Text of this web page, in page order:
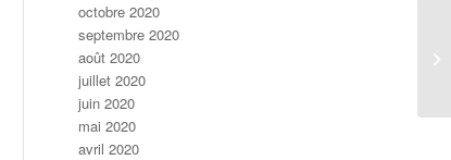
octobre 2020
septembre 2020
août 2020
juillet 2020
juin 2020
mai 2020
avril 2020